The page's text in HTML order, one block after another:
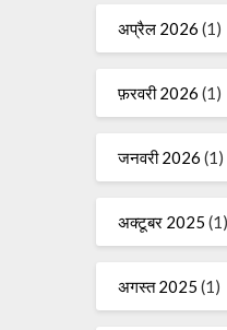
अप्रैल 2026 (1)
फ़रवरी 2026 (1)
जनवरी 2026 (1)
अक्टूबर 2025 (1)
अगस्त 2025 (1)